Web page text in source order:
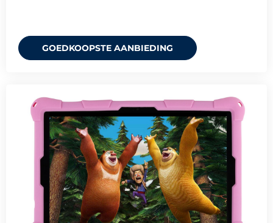
GOEDKOOPSTE AANBIEDING